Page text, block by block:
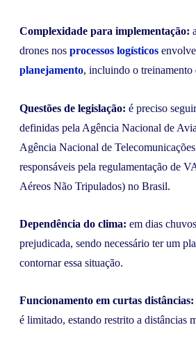
Complexidade para implementação:
drones nos processos logísticos
planejamento, incluindo o treinamento
Questões de legislação: é preciso
definidas pela Agência Nacional de
Agência Nacional de
responsáveis pela regulamentação de
Aéreos Não Tripulados) no Brasil.
Dependência do clima: em dias
prejudicada, sendo necessário ter um
contornar essa situação.
Funcionamento em curtas distâncias:
é limitado, estando restrito a distâncias